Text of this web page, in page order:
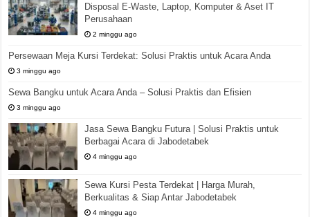
Disposal E-Waste, Laptop, Komputer & Aset IT
Perusahaan
2 minggu ago
Persewaan Meja Kursi Terdekat: Solusi Praktis untuk Acara Anda
3 minggu ago
Sewa Bangku untuk Acara Anda – Solusi Praktis dan Efisien
3 minggu ago
Jasa Sewa Bangku Futura | Solusi Praktis untuk
Berbagai Acara di Jabodetabek
4 minggu ago
Sewa Kursi Pesta Terdekat | Harga Murah,
Berkualitas & Siap Antar Jabodetabek
4 minggu ago